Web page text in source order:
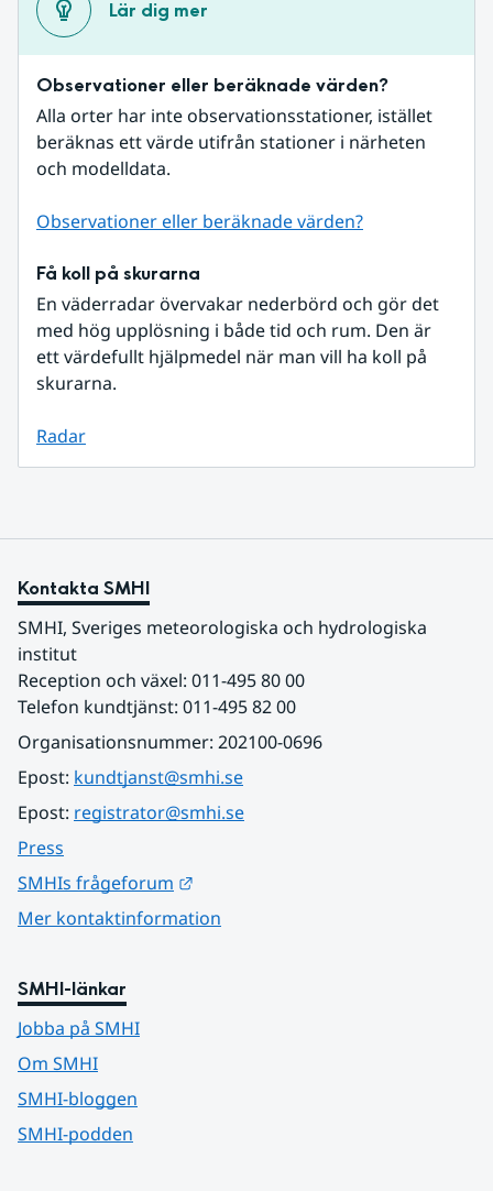
Lär dig mer
Observationer eller beräknade värden?
Alla orter har inte observationsstationer, istället
beräknas ett värde utifrån stationer i närheten
och modelldata.
Observationer eller beräknade värden?
Få koll på skurarna
En väderradar övervakar nederbörd och gör det
med hög upplösning i både tid och rum. Den är
ett värdefullt hjälpmedel när man vill ha koll på
skurarna.
Radar
Kontakta SMHI
SMHI, Sveriges meteorologiska och hydrologiska
institut
Reception och växel: 011-495 80 00
Telefon kundtjänst: 011-495 82 00
Organisationsnummer: 202100-0696
Epost: kundtjanst@smhi.se
Epost: registrator@smhi.se
Press
SMHIs frågeforum
Mer kontaktinformation
SMHI-länkar
Jobba på SMHI
Om SMHI
SMHI-bloggen
SMHI-podden